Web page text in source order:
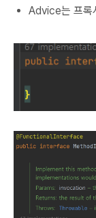
Advice는 프록